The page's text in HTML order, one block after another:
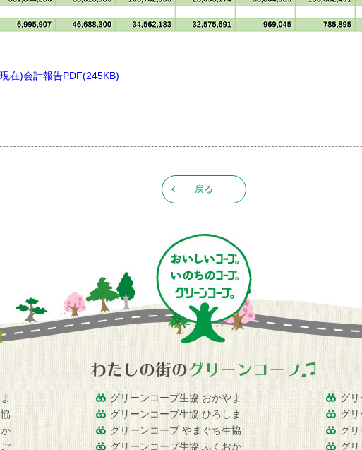
在)会計報告PDF(245KB)
戻る
グリーンコープ生協 おかやま
グリーンコープ生協 ひろしま
グリーンコープ やまぐち生協
グリーンコープ生協 ふくおか
グ
グ
グ
グ